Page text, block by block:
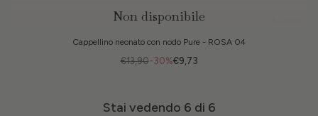
Non disponibile
Cappellino neonato con nodo Pure - ROSA 04
-30%
€13,90 €9,73
Stai vedendo 6 di 6